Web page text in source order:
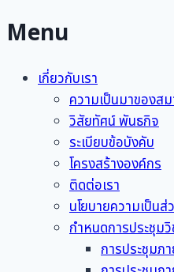
Menu
เกี่ยวกับเรา
ความเป็นมาของส
วิสัยทัศน์ พันธกิจ
ระเบียบข้อบังคับ
โครงสร้างองค์กร
ติดต่อเรา
นโยบายความเป็นส่
กำหนดการประชุม
การประชุมภา